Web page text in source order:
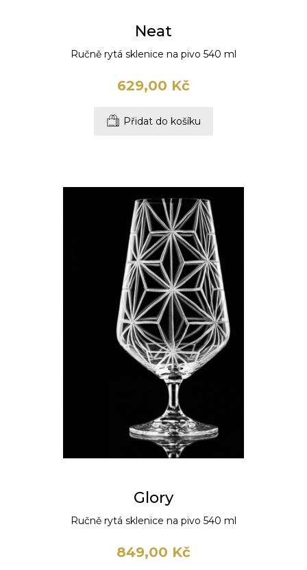
Neat
Ručně rytá sklenice na pivo 540 ml
629,00 Kč
Přidat do košíku
Glory
Ručně rytá sklenice na pivo 540 ml
849,00 Kč